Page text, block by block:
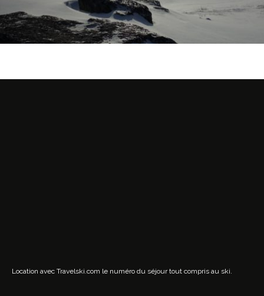
Location avec Travelski.com le numéro du séjour tout compris au ski.